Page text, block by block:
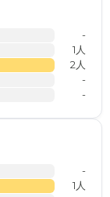
-
1人
2人
-
-
-
1人